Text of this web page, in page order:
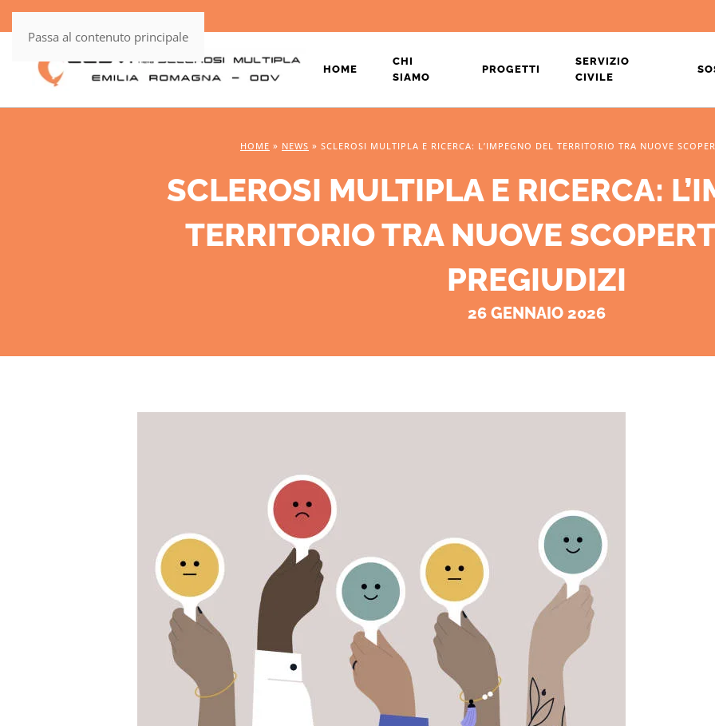
Passa al contenuto principale
HOME
CHI
SIAMO
PROGETTI
SERVIZIO
CIVILE
HOME » NEWS » SCLEROSI MULTIPLA E RICERCA: L’IMPEGNO DEL TERRITORIO TRA NUOVE
SCLEROSI MULTIPLA E RICERCA:
TERRITORIO TRA NUOVE
PREGIUDIZI
26 GENNAIO 2026